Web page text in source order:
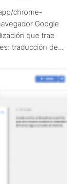
chrome-
Google
que trae
traducción de...